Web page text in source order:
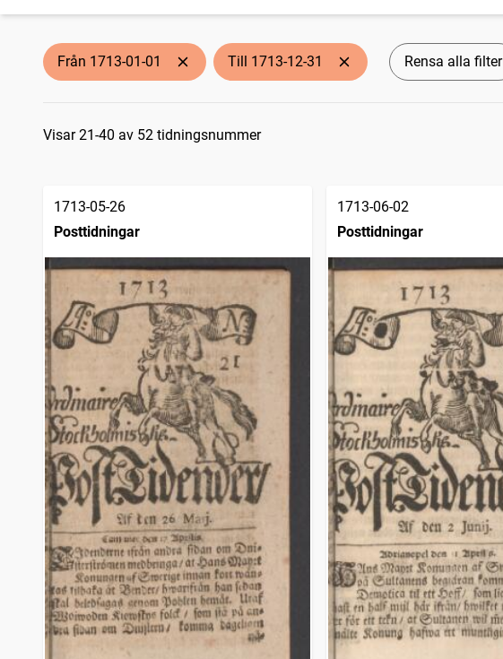
Från 1713-01-01 Till 1713-12-31 Rensa alla filter
Sökresultat
Visar 21-40 av 52 tidningsnummer
1713-05-26
Posttidningar
1713-06-02
Posttidningar